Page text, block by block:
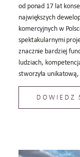
od ponad 17 lat
największych
komercyjnych w
spektakularnymi
znacznie bardziej
ludziach,
stworzyła
DOWIEDZ